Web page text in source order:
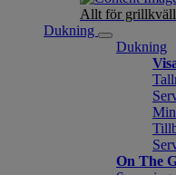
Allt för
Dukning
Dukning
On The